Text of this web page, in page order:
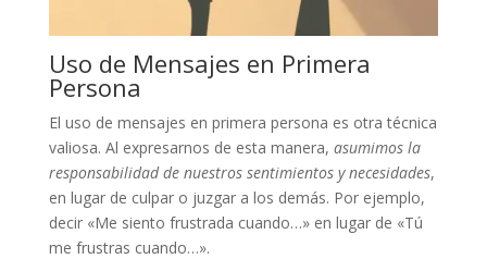
Uso de Mensajes en Primera
Persona
El uso de mensajes en primera persona es otra técnica
valiosa. Al expresarnos de esta manera, asumimos la
responsabilidad de nuestros sentimientos y necesidades,
en lugar de culpar o juzgar a los demás. Por ejemplo,
decir «Me siento frustrada cuando…» en lugar de «Tú
me frustras cuando…».